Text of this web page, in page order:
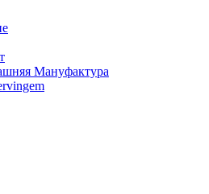
Мануфактура